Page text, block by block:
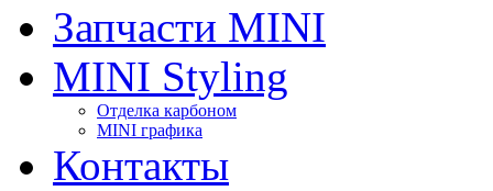
Запчасти MINI
MINI Styling
Отделка карбоном
MINI графика
Контакты